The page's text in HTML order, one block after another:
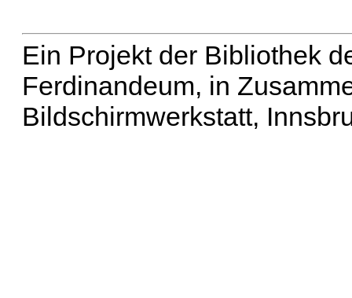
Ein Projekt der Bibliothek
Ferdinandeum, in
Bildschirmwerkstatt,